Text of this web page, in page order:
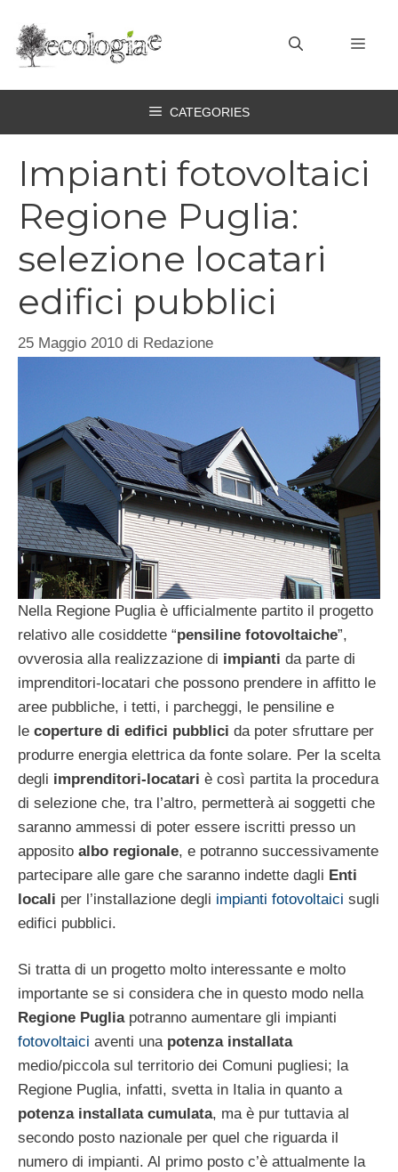
contenuto
CATEGORIES
Impianti fotovoltaici
Regione Puglia:
selezione locatari
edifici pubblici
25 Maggio 2010 di Redazione
Nella Regione Puglia è ufficialmente partito il progetto
relativo alle cosiddette “pensiline fotovoltaiche”,
ovverosia alla realizzazione di impianti da parte di
imprenditori-locatari che possono prendere in affitto le
aree pubbliche, i tetti, i parcheggi, le pensiline e
le coperture di edifici pubblici da poter sfruttare per
produrre energia elettrica da fonte solare. Per la scelta
degli imprenditori-locatari è così partita la procedura
di selezione che, tra l’altro, permetterà ai soggetti che
saranno ammessi di poter essere iscritti presso un
apposito albo regionale, e potranno successivamente
partecipare alle gare che saranno indette dagli Enti
locali per l’installazione degli impianti fotovoltaici sugli
edifici pubblici.
Si tratta di un progetto molto interessante e molto
importante se si considera che in questo modo nella
Regione Pugliapotranno aumentare gli impianti
fotovoltaici aventi una potenza installata
medio/piccola sul territorio dei Comuni pugliesi; la
Regione Puglia, infatti, svetta in Italia in quanto a
potenza installata cumulata, ma è pur tuttavia al
secondo posto nazionale per quel che riguarda il
numero di impianti. Al primo posto c’è attualmente la